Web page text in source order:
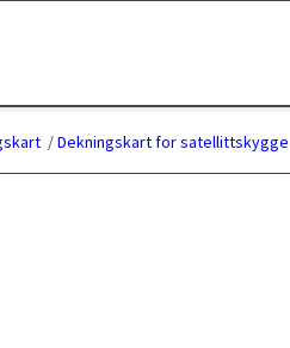
/Dekningskart for satellittskygge